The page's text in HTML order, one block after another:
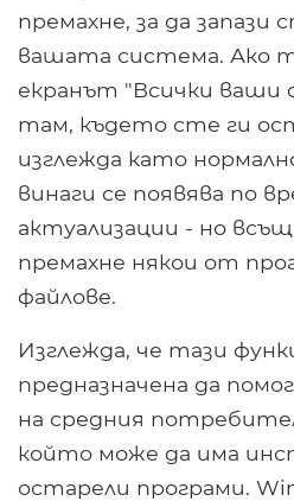
премахне, за да
вашата система. Ако
екранът "Всички ваши
там, където сте ги
изглежда като
винаги се появява по
актуализации - но
премахне някои от
файлове.
Изглежда, че тази
предназначена да
на средния
който може да има
остарели програми.